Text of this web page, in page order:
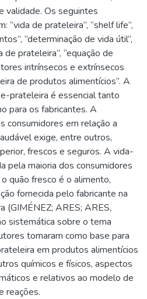
validade. Os seguintes
“vida de prateleira”, “shelf life”,
“determinação de vida útil”,
prateleira”, “equação de
intrínsecos e extrínsecos
de produtos alimentícios”. A
prateleira é essencial tanto
para os fabricantes. A
consumidores em relação a
exige, entre outros,
frescos e seguros. A vida-
pela maioria dos consumidores
quão fresco é o alimento,
fornecida pelo fabricante na
(GIMÉNEZ; ARES; ARES,
sistemática sobre o tema
tomaram como base para
em produtos alimentícios
químicos e físicos, aspectos
e relativos ao modelo de
reações.